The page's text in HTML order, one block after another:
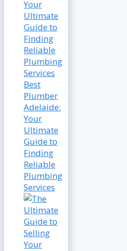
Best
Plumber
Adelaide:
Your
Ultimate
Guide to
Finding
Reliable
Plumbing
Services